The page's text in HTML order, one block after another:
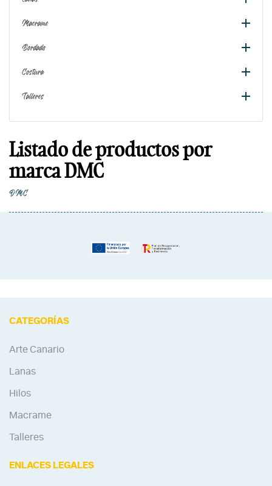
Macrame 
Bordado 
Costura 
Talleres 
Listado de productos por
marca DMC
DMC
CATEGORÍAS
Arte Canario
Lanas
Hilos
Macrame
Talleres
ENLACES LEGALES